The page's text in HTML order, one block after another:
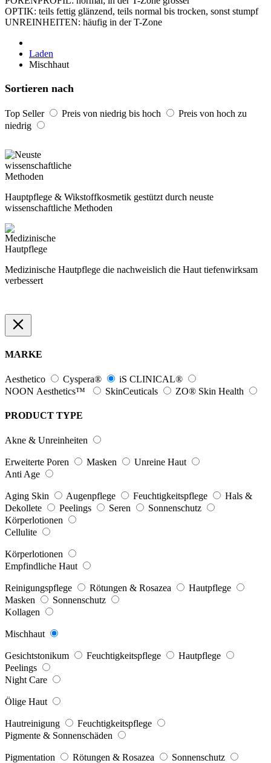
OPTIK: teils fettig glänzend, teils normal bis trocken, sonst stumpf
UNREIN­HEITEN: häufig in der T-Zone
Laden
Mischhaut
Sortieren nach
Top Seller Preis von niedrig bis hoch
Preis von hoch zu
niedrig
Hauptpflege & Wikstoffkosmetik gestützt durch neuste
wissenschaftliche Methoden
Medizinische Hautpflege die nachweislich die Haut tiefenwirksam
verbessert
MARKE
Aesthetico Cyspera®
iS CLINICAL®
NOON Aesthetics™
SkinCeuticals ZO® Skin Health
PRODUCT TYPE
Akne & Unreinheiten
Erweiterte Poren Masken
Unreine Haut
Anti Age
Aging Skin Augenpflege Feuchtigkeitspflege
Hals &
Dekollete
Peelings Seren
Sonnenschutz
Körperlotionen
Cellulite
Körperlotionen
Empfindliche Haut
Reinigungspflege Rötungen & Rosazea
Hautpflege
Masken
Sonnenschutz
Kollagen
Mischhaut
Gesichtstonikum Feuchtigkeitspflege
Hautpflege
Peelings
Night Care
Ölige Haut
Hautreinigung
Feuchtigkeitspflege
Pigmente & Sonnenschäden
Pigmentation Rötungen & Rosazea
Sonnenschutz